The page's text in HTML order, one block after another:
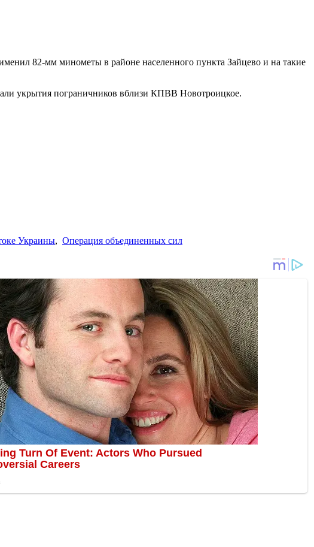
82-мм минометы в районе населенного пункта Зайцево и на такие
укрытия пограничников вблизи КПВВ Новотроицкое.
Украины, Операция объединенных сил